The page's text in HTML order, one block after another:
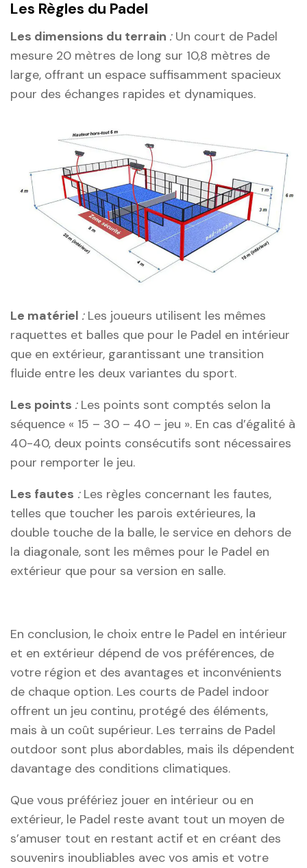
Les Règles du Padel
Les dimensions du terrain :Un court de Padel
mesure 20 mètres de long sur 10,8 mètres de
large, offrant un espace suffisamment spacieux
pour des échanges rapides et dynamiques.
Le matériel :Les joueurs utilisent les mêmes
raquettes et balles que pour le Padel en intérieur
que en extérieur, garantissant une transition
fluide entre les deux variantes du sport.
Les points :Les points sont comptés selon la
séquence « 15 – 30 – 40 – jeu ». En cas d’égalité à
40-40, deux points consécutifs sont nécessaires
pour remporter le jeu.
Les fautes :Les règles concernant les fautes,
telles que toucher les parois extérieures, la
double touche de la balle, le service en dehors de
la diagonale, sont les mêmes pour le Padel en
extérieur que pour sa version en salle.
En conclusion, le choix entre le Padel en intérieur
et en extérieur dépend de vos préférences, de
votre région et des avantages et inconvénients
de chaque option. Les courts de Padel indoor
offrent un jeu continu, protégé des éléments,
mais à un coût supérieur. Les terrains de Padel
outdoor sont plus abordables, mais ils dépendent
davantage des conditions climatiques.
Que vous préfériez jouer en intérieur ou en
extérieur, le Padel reste avant tout un moyen de
s’amuser tout en restant actif et en créant des
souvenirs inoubliables avec vos amis et votre